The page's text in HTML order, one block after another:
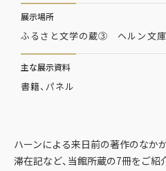
展示場所
ふるさと文学の蔵③ ヘルン文庫
主な展示資料
書籍、パネル
ハーンによる来日前の著作のなかか
滞在記など、当館所蔵の7冊をご紹